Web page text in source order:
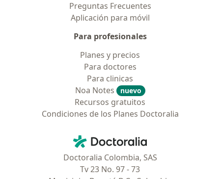
Preguntas Frecuentes
Aplicación para móvil
Para profesionales
Planes y precios
Para doctores
Para clinicas
Noa Notes
nuevo
Recursos gratuitos
Condiciones de los Planes Doctoralia
Doctoralia - Página de inicio
Doctoralia Colombia, SAS
Tv 23 No. 97 - 73